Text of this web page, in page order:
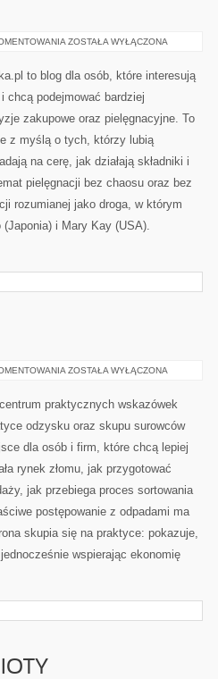
SHISEIDO
ZOSTAŁA WYŁĄCZONA
to blog dla osób, które interesują
chcą podejmować bardziej
zakupowe oraz pielęgnacyjne. To
z myślą o tych, którzy lubią
na cerę, jak działają składniki i
pielęgnacji bez chaosu oraz bez
rozumianej jako droga, w którym
i Mary Kay (USA).
PRAWO
ZOSTAŁA WYŁĄCZONA
praktycznych wskazówek
odzysku oraz skupu surowców
dla osób i firm, które chcą lepiej
rynek złomu, jak przygotować
jak przebiega proces sortowania
postępowanie z odpadami ma
skupia się na praktyce: pokazuje,
wspierając ekonomię